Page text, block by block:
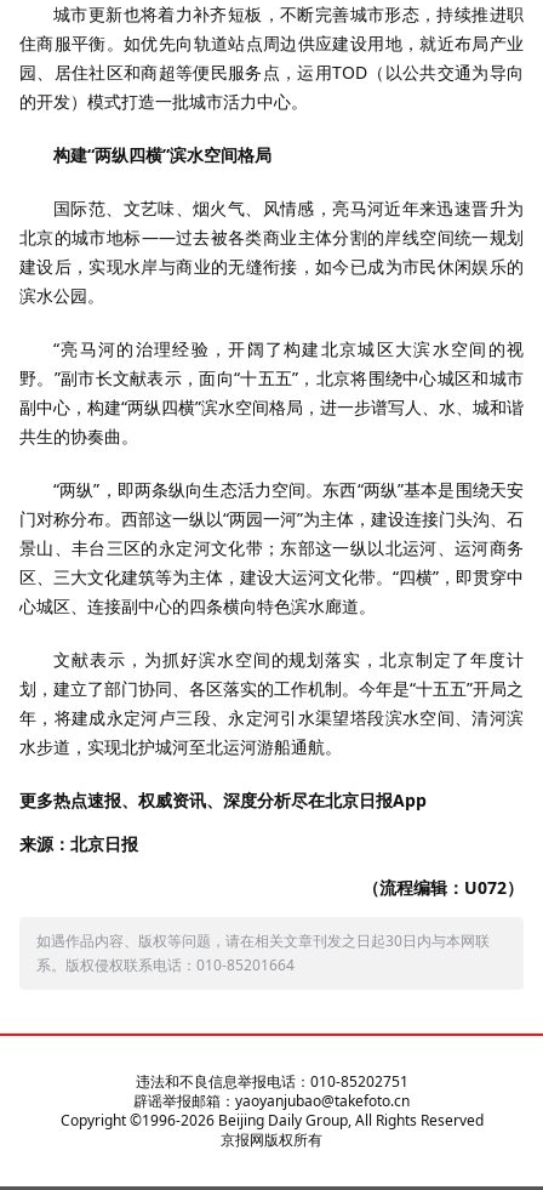
城市更新也将着力补齐短板，不断完善城市形态，持续推进职
住商服平衡。如优先向轨道站点周边供应建设用地，就近布局产业
园、居住社区和商超等便民服务点，运用TOD（以公共交通为导向
的开发）模式打造一批城市活力中心。
构建“两纵四横”滨水空间格局
国际范、文艺味、烟火气、风情感，亮马河近年来迅速晋升为
北京的城市地标——过去被各类商业主体分割的岸线空间统一规划
建设后，实现水岸与商业的无缝衔接，如今已成为市民休闲娱乐的
滨水公园。
“亮马河的治理经验，开阔了构建北京城区大滨水空间的视
野。”副市长文献表示，面向“十五五”，北京将围绕中心城区和城市
副中心，构建“两纵四横”滨水空间格局，进一步谱写人、水、城和谐
共生的协奏曲。
“两纵”，即两条纵向生态活力空间。东西“两纵”基本是围绕天安
门对称分布。西部这一纵以“两园一河”为主体，建设连接门头沟、石
景山、丰台三区的永定河文化带；东部这一纵以北运河、运河商务
区、三大文化建筑等为主体，建设大运河文化带。“四横”，即贯穿中
心城区、连接副中心的四条横向特色滨水廊道。
文献表示，为抓好滨水空间的规划落实，北京制定了年度计
划，建立了部门协同、各区落实的工作机制。今年是“十五五”开局之
年，将建成永定河卢三段、永定河引水渠望塔段滨水空间、清河滨
水步道，实现北护城河至北运河游船通航。
更多热点速报、权威资讯、深度分析尽在北京日报App
来源：北京日报
（流程编辑：U072）
如遇作品内容、版权等问题，请在相关文章刊发之日起30日内与本网联
系。版权侵权联系电话：010-85201664
违法和不良信息举报电话：010-85202751
辟谣举报邮箱：yaoyanjubao@takefoto.cn
Copyright ©1996-2026Beijing Daily Group, All Rights Reserved
京报网版权所有